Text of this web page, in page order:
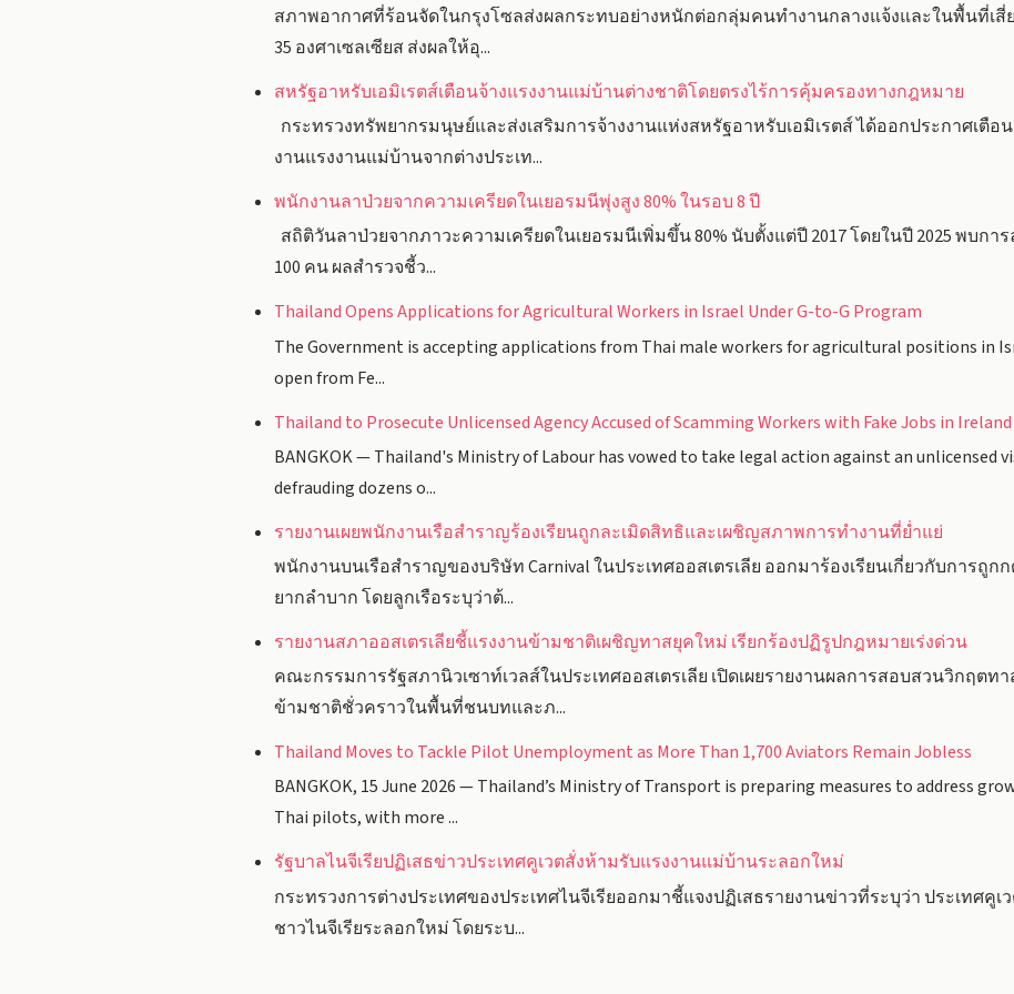
สภาพอากาศที่ร้อนจัดในกรุงโซลส่งผลกระทบอย่างหนักต่อกลุ่มคนทำงานกลางแจ้งและในพื้นที่เ
35 องศาเซลเซียส ส่งผลให้อุ...
สหรัฐอาหรับเอมิเรตส์เตือนจ้างแรงงานแม่บ้านต่างชาติโดยตรงไร้การคุ้มครองทางกฎหมาย
กระทรวงทรัพยากรมนุษย์และส่งเสริมการจ้างงานแห่งสหรัฐอาหรับเอมิเรตส์ ได้ออกประกาศเตือ
งานแรงงานแม่บ้านจากต่างประเท...
พนักงานลาป่วยจากความเครียดในเยอรมนีพุ่งสูง 80% ในรอบ 8 ปี
สถิติวันลาป่วยจากภาวะความเครียดในเยอรมนีเพิ่มขึ้น 80% นับตั้งแต่ปี 2017 โดยในปี 2025 พบกา
100 คน ผลสำรวจชี้ว...
Thailand Opens Applications for Agricultural Workers in Israel Under G-to-G Program
The Government is accepting applications from Thai male workers for agricultural positions in
open from Fe...
Thailand to Prosecute Unlicensed Agency Accused of Scamming Workers with Fake Jobs in Ireland
BANGKOK — Thailand's Ministry of Labour has vowed to take legal action against an unlicensed
defrauding dozens o...
รายงานเผยพนักงานเรือสำราญร้องเรียนถูกละเมิดสิทธิและเผชิญสภาพการทำงานที่ย่ำแย่
พนักงานบนเรือสำราญของบริษัท Carnival ในประเทศออสเตรเลีย ออกมาร้องเรียนเกี่ยวกับการถู
ยากลำบาก โดยลูกเรือระบุว่าต้...
รายงานสภาออสเตรเลียชี้แรงงานข้ามชาติเผชิญทาสยุคใหม่ เรียกร้องปฏิรูปกฎหมายเร่งด่วน
คณะกรรมการรัฐสภานิวเซาท์เวลส์ในประเทศออสเตรเลีย เปิดเผยรายงานผลการสอบสวนวิกฤต
ข้ามชาติชั่วคราวในพื้นที่ชนบทและภ...
Thailand Moves to Tackle Pilot Unemployment as More Than 1,700 Aviators Remain Jobless
BANGKOK, 15 June 2026 — Thailand’s Ministry of Transport is preparing measures to address
Thai pilots, with more ...
รัฐบาลไนจีเรียปฏิเสธข่าวประเทศคูเวตสั่งห้ามรับแรงงานแม่บ้านระลอกใหม่
กระทรวงการต่างประเทศของประเทศไนจีเรียออกมาชี้แจงปฏิเสธรายงานข่าวที่ระบุว่า ประเทศคู
ชาวไนจีเรียระลอกใหม่ โดยระบ...